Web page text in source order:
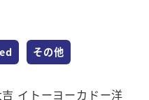
カテゴリー
その他
イトーヨーカドー洋